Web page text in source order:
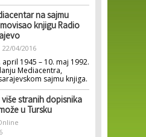
na sajmu
knjigu Radio
22/04/2016
april 1945 – 10. maj 1992.
Mediacentra,
sajmu knjiga.
više stranih dopisnika
u Tursku